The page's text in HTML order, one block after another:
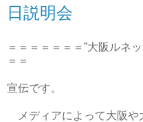
日説明会
＝＝＝＝＝＝＝”大阪ルネ
＝＝
の8月10
宣伝です。
メディアによって大阪や